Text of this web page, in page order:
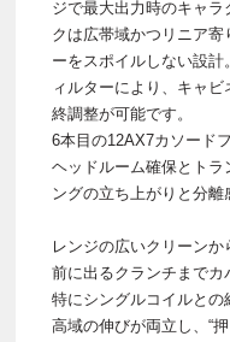
ジで最大出力時のキャ
クは広帯域かつリニア
ーをスポイルしない設
ィルターにより、キャ
終調整が可能です。
6本目の12AX7カソード
ヘッドルーム確保とト
ングの立ち上がりと分離
レンジの広いクリーン
前に出るクランチまでカ
特にシングルコイルとの
高域の伸びが両立し、“